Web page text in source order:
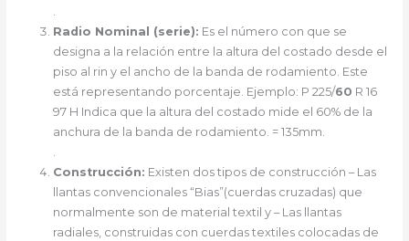
.
Radio Nominal (serie): Es el número con que se
designa a la relación entre la altura del costado desde el
piso al rin y el ancho de la banda de rodamiento. Este
está representando porcentaje. Ejemplo: P 225/60 R 16
97 H Indica que la altura del costado mide el 60% de la
anchura de la banda de rodamiento. = 135mm.
.
Construcción: Existen dos tipos de construcción – Las
llantas convencionales “Bias”(cuerdas cruzadas) que
normalmente son de material textil y – Las llantas
radiales, construidas con cuerdas textiles colocadas de